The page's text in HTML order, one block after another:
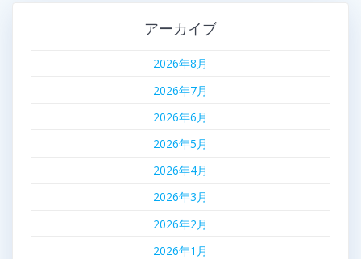
アーカイブ
2026年8月
2026年7月
2026年6月
2026年5月
2026年4月
2026年3月
2026年2月
2026年1月